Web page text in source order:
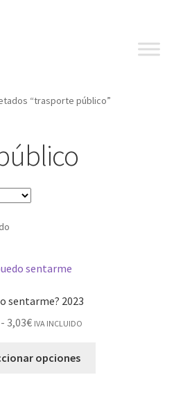
“trasporte público”
sentarme? 2023
- 3,03€ IVA INCLUIDO
opciones